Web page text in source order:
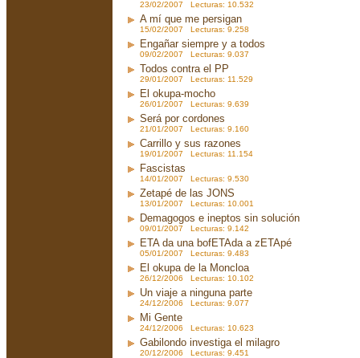
23/02/2007 Lecturas: 10.532
A mí que me persigan
15/02/2007 Lecturas: 9.258
Engañar siempre y a todos
09/02/2007 Lecturas: 9.037
Todos contra el PP
29/01/2007 Lecturas: 11.529
El okupa-mocho
26/01/2007 Lecturas: 9.639
Será por cordones
21/01/2007 Lecturas: 9.160
Carrillo y sus razones
19/01/2007 Lecturas: 11.154
Fascistas
14/01/2007 Lecturas: 9.530
Zetapé de las JONS
13/01/2007 Lecturas: 10.001
Demagogos e ineptos sin solución
09/01/2007 Lecturas: 9.142
ETA da una bofETAda a zETApé
05/01/2007 Lecturas: 9.483
El okupa de la Moncloa
26/12/2006 Lecturas: 10.102
Un viaje a ninguna parte
24/12/2006 Lecturas: 9.077
Mi Gente
24/12/2006 Lecturas: 10.623
Gabilondo investiga el milagro
20/12/2006 Lecturas: 9.451